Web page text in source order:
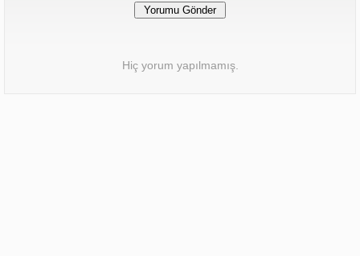
Hiç yorum yapılmamış.